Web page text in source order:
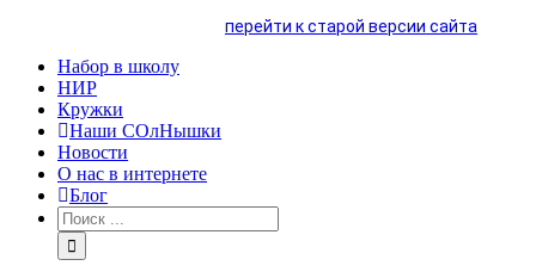
перейти к старой версии сайта
Набор в школу
НИР
Кружки
Наши СОлНышки
Новости
О нас в интернете
Блог